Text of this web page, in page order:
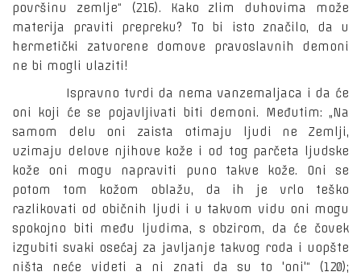
površinu zemlje“ (216). Kako zlim duhovima može
materija praviti prepreku? To bi isto značilo, da u
hermetički zatvorene domove pravoslavnih demoni
ne bi mogli ulaziti!
Ispravno tvrdi da nema vanzemaljaca i da će
oni koji će se pojavljivati biti demoni. Međutim: „Na
samom delu oni zaista otimaju ljudi ne Zemlji,
uzimaju delove njihove kože i od tog parčeta ljudske
kože oni mogu napraviti puno takve kože. Oni se
potom tom kožom oblažu, da ih je vrlo teško
razlikovati od običnih ljudi i u takvom vidu oni mogu
spokojno biti među ljudima, s obzirom, da će čovek
izgubiti svaki osećaj za javljanje takvog roda i uopšte
ništa neće videti a ni znati da su to 'oni'“ (120);